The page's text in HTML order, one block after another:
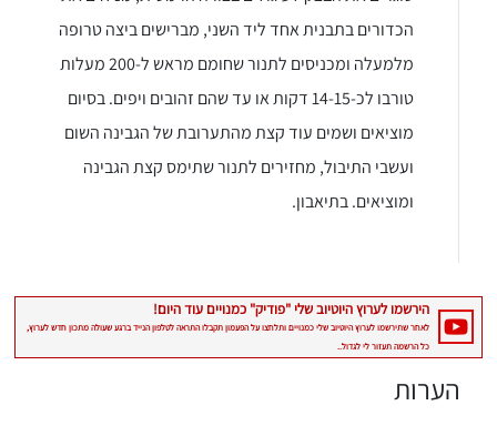
הכדורים בתבנית אחד ליד השני, מברישים ביצה טרופה
מלמעלה ומכניסים לתנור שחומם מראש ל-200 מעלות
טורבו לכ-14-15 דקות או עד שהם זהובים ויפים. בסיום
מוציאים ושמים עוד קצת מהתערובת של הגבינה השום
ועשבי התיבול, מחזירים לתנור שתימס קצת הגבינה
ומוציאים. בתיאבון.
הערות